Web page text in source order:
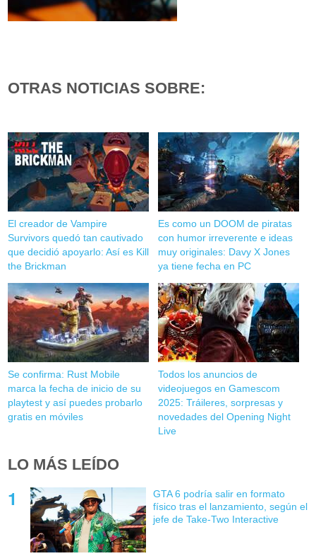
OTRAS NOTICIAS SOBRE:
El creador de Vampire
Survivors quedó tan cautivado
que decidió apoyarlo: Así es Kill
the Brickman
Es como un DOOM de piratas
con humor irreverente e ideas
muy originales: Davy X Jones
ya tiene fecha en PC
Se confirma: Rust Mobile
marca la fecha de inicio de su
playtest y así puedes probarlo
gratis en móviles
Todos los anuncios de
videojuegos en Gamescom
2025: Tráileres, sorpresas y
novedades del Opening Night
Live
LO MÁS LEÍDO
GTA 6 podría salir en formato
físico tras el lanzamiento, según el
jefe de Take-Two Interactive